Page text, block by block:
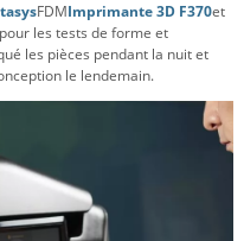
FDMImprimante 3D F370et
les tests de forme et
les pièces pendant la nuit et
le lendemain.